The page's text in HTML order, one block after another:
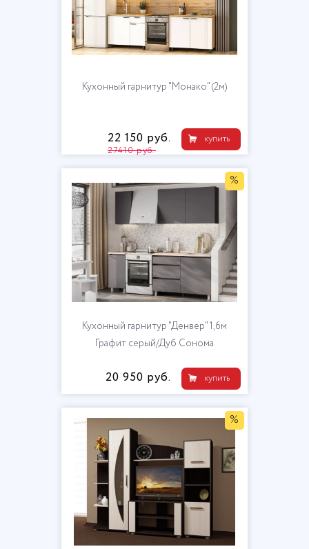
Кухонный гарнитур "Монако" (2м)
купить
22 150 руб.
27410 руб.
%
Кухонный гарнитур "Денвер" 1,6м
Графит серый/Дуб Сонома
купить
20 950 руб.
%